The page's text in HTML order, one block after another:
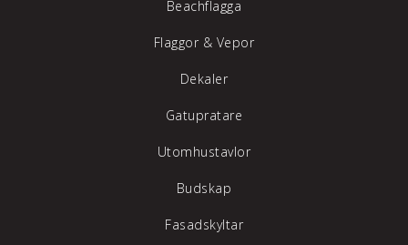
Beachflagga
Flaggor & Vepor
Dekaler
Gatupratare
Utomhustavlor
Budskap
Fasadskyltar